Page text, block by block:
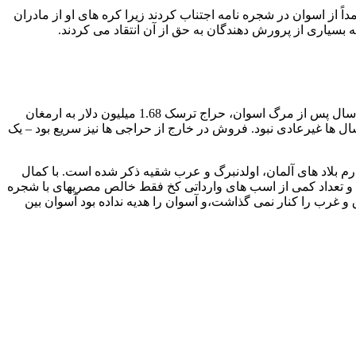
لهستانی عمداً از اسوان در شجره نامه اجتناب کردند زیرا کره های او از مادران
از پرورش دهندگان به حق از آن انتقاد می کردند.
اسوان در یک چرخش سرمایه داری، به خصوص از اوایل تا اواسط دهه 1980 پول زیادی برای کمونیست ها به ارمغان آورد. در سال 1985، یک سال پس از مرگ اسوان، حراج ترسک 1.68 میلیون دلار به ارمغان
و تولیداتش درآمد حراج سالانه نزدیک به 1 میلیون دلار یا بیشتر در آن سال ها غیرعادی نبود. فروش در خارج از حراجی ها نیز سریع بود – یک
بلاد های آلمان، اولدنبرگ و عرب شقیه ذکر شده است. با کمال
تعداد کمی از اسب های وارداتی کخ فقط خالص مصریهای با شجره
را کنار نمی گذاشت،و آسوان را هدیه نداده بود آسوان بین